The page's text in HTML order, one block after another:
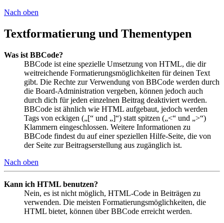
Nach oben
Textformatierung und Thementypen
Was ist BBCode?
BBCode ist eine spezielle Umsetzung von HTML, die dir
weitreichende Formatierungsmöglichkeiten für deinen Text
gibt. Die Rechte zur Verwendung von BBCode werden durch
die Board-Administration vergeben, können jedoch auch
durch dich für jeden einzelnen Beitrag deaktiviert werden.
BBCode ist ähnlich wie HTML aufgebaut, jedoch werden
Tags von eckigen („[“ und „]“) statt spitzen („<“ und „>“)
Klammern eingeschlossen. Weitere Informationen zu
BBCode findest du auf einer speziellen Hilfe-Seite, die von
der Seite zur Beitragserstellung aus zugänglich ist.
Nach oben
Kann ich HTML benutzen?
Nein, es ist nicht möglich, HTML-Code in Beiträgen zu
verwenden. Die meisten Formatierungsmöglichkeiten, die
HTML bietet, können über BBCode erreicht werden.